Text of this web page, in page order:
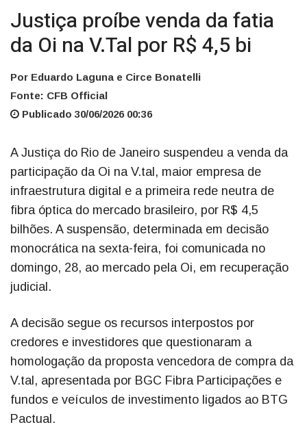
Justiça proíbe venda da fatia
da Oi na V.Tal por R$ 4,5 bi
Por Eduardo Laguna e Circe Bonatelli
Fonte: CFB Official
Publicado 30/06/2026 00:36
A Justiça do Rio de Janeiro suspendeu a venda da
participação da Oi na V.tal, maior empresa de
infraestrutura digital e a primeira rede neutra de
fibra óptica do mercado brasileiro, por R$ 4,5
bilhões. A suspensão, determinada em decisão
monocrática na sexta-feira, foi comunicada no
domingo, 28, ao mercado pela Oi, em recuperação
judicial.
A decisão segue os recursos interpostos por
credores e investidores que questionaram a
homologação da proposta vencedora de compra da
V.tal, apresentada por BGC Fibra Participações e
fundos e veículos de investimento ligados ao BTG
Pactual.